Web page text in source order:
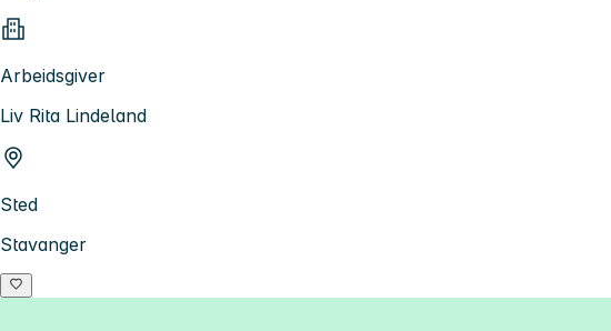
Arbeidsgiver
Liv Rita Lindeland
Sted
Stavanger